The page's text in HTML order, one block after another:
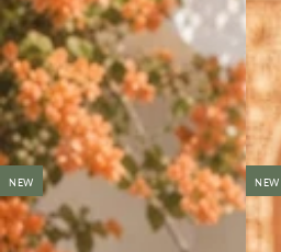
NEW NEW